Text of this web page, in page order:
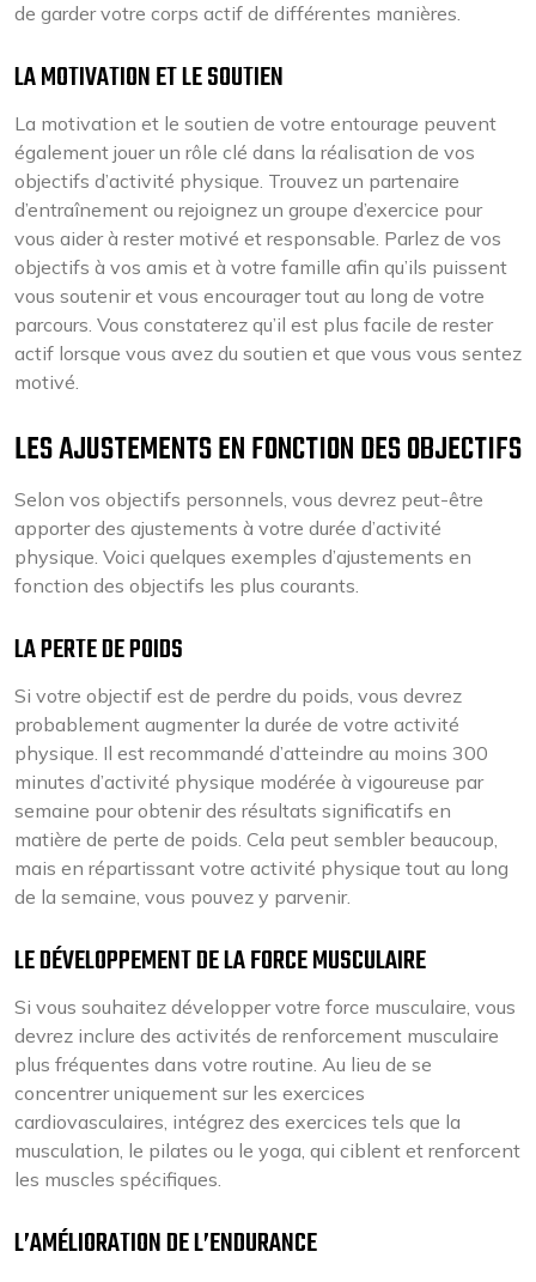
de garder votre corps actif de différentes manières.
LA MOTIVATION ET LE SOUTIEN
La motivation et le soutien de votre entourage peuvent
également jouer un rôle clé dans la réalisation de vos
objectifs d’activité physique. Trouvez un partenaire
d’entraînement ou rejoignez un groupe d’exercice pour
vous aider à rester motivé et responsable. Parlez de vos
objectifs à vos amis et à votre famille afin qu’ils puissent
vous soutenir et vous encourager tout au long de votre
parcours. Vous constaterez qu’il est plus facile de rester
actif lorsque vous avez du soutien et que vous vous sentez
motivé.
LES AJUSTEMENTS EN FONCTION DES OBJECTIFS
Selon vos objectifs personnels, vous devrez peut-être
apporter des ajustements à votre durée d’activité
physique. Voici quelques exemples d’ajustements en
fonction des objectifs les plus courants.
LA PERTE DE POIDS
Si votre objectif est de perdre du poids, vous devrez
probablement augmenter la durée de votre activité
physique. Il est recommandé d’atteindre au moins 300
minutes d’activité physique modérée à vigoureuse par
semaine pour obtenir des résultats significatifs en
matière de perte de poids. Cela peut sembler beaucoup,
mais en répartissant votre activité physique tout au long
de la semaine, vous pouvez y parvenir.
LE DÉVELOPPEMENT DE LA FORCE MUSCULAIRE
Si vous souhaitez développer votre force musculaire, vous
devrez inclure des activités de renforcement musculaire
plus fréquentes dans votre routine. Au lieu de se
concentrer uniquement sur les exercices
cardiovasculaires, intégrez des exercices tels que la
musculation, le pilates ou le yoga, qui ciblent et renforcent
les muscles spécifiques.
L’AMÉLIORATION DE L’ENDURANCE